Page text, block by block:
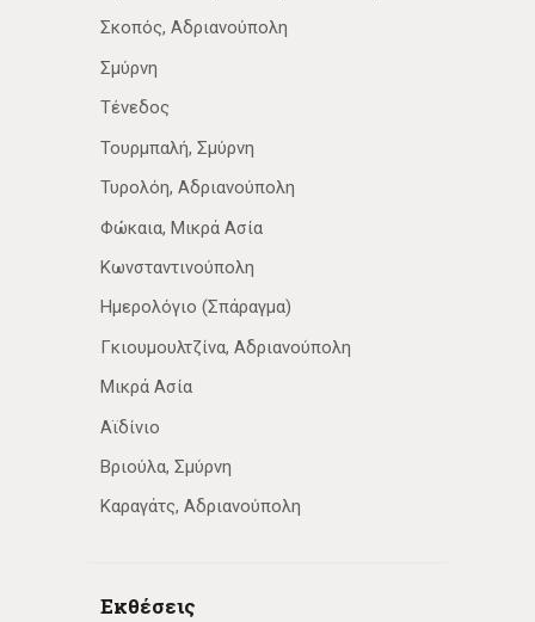
Σκοπός, Αδριανούπολη
Σμύρνη
Τένεδος
Τουρμπαλή, Σμύρνη
Τυρολόη, Αδριανούπολη
Φώκαια, Μικρά Ασία
Κωνσταντινούπολη
Ημερολόγιο (Σπάραγμα)
Γκιουμουλτζίνα, Αδριανούπολη
Μικρά Ασία
Αϊδίνιο
Βριούλα, Σμύρνη
Καραγάτς, Αδριανούπολη
Εκθέσεις